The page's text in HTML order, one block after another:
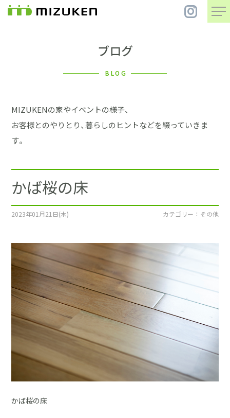
住 宅
まちづくり
会社案内
施工事例
土地をお探しの方
イベント
ショールーム
ブログ
ブログ
BLOG
MIZUKENの家やイベントの様子、
お客様とのやりとり、暮らしのヒントなどを綴っていきま
す。
かば桜の床
2023年01月21日(木) カテゴリー ： その他
かば桜の床